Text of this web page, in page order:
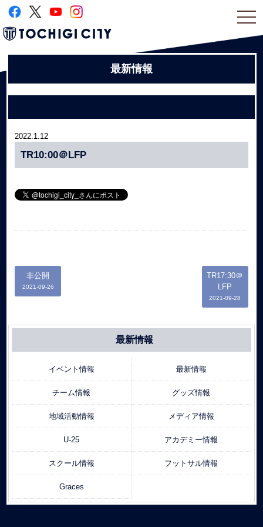
最新情報
2022.1.12
TR10:00＠LFP
非公開
2021-09-26
TR17:30＠
LFP
2021-09-28
最新情報
イベント情報 最新情報
チーム情報 グッズ情報
地域活動情報 メディア情報
U-25 アカデミー情報
スクール情報 フットサル情報
Graces